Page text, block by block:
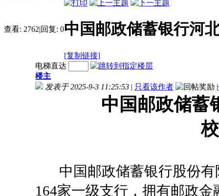
查看: 2762|回复: 0中国邮政储蓄银行河
[复制链接]
电梯直达
楼主
发表于 2025-9-3 11:25:53 | 只看该作者 |
中国邮政储蓄
中国邮政储蓄银行股份有
164家一级支行，拥有邮政